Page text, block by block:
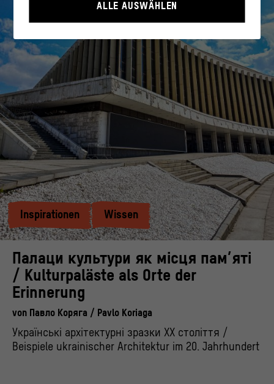
Inspirationen Wissen
Палаци культури як місця пам’яті
/ Kulturpaläste als Orte der
Erinnerung
von Павло Коряга / Pavlo Koriaga
Українські архітектурні зразки ХХ століття /
Beispiele ukrainischer Architektur im 20. Jahrhundert
Statistik
Diese Cookies helfen uns zu verstehen, wie User mit
unserer Webseite interagieren, indem Informationen
über ihr Verhalten anonym gesammelt und
ausgewertet werden.
>Datenschutzerklärung>Impressum
ALLE AUSWÄHLEN